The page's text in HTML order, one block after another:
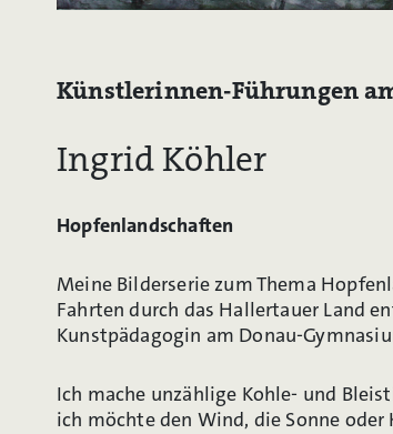
Künstlerinnen-Führungen
Ingrid Köhler
Hopfenlandschaften
Meine Bilderserie zum Thema
Fahrten durch das Hallertauer Land
Kunstpädagogin am Donau-
Ich mache unzählige Kohle- und
ich möchte den Wind, die Sonne